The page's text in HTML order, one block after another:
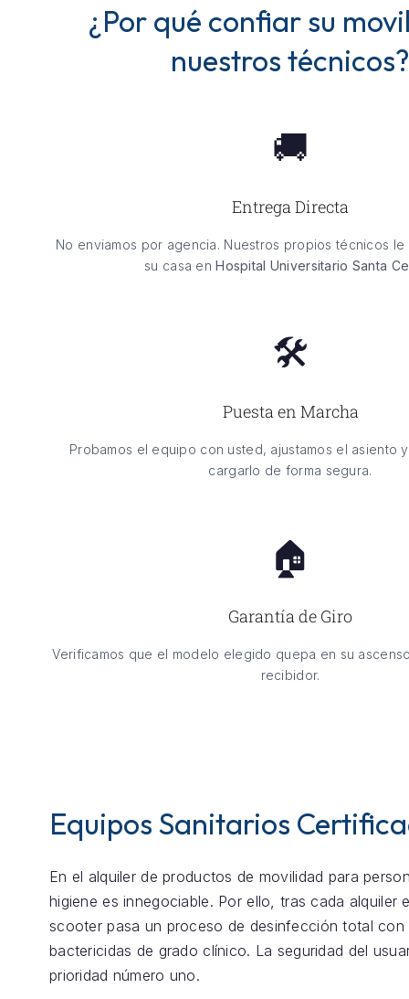
¿Por qué confiar su
nuestros técnicos?
🚚
Entrega Directa
No enviamos por agencia. Nuestros propios técnicos
su casa enHospital Universitario Santa
🛠️
Puesta en Marcha
Probamos el equipo con usted, ajustamos el asiento
cargarlo de forma segura.
🏠
Garantía de Giro
Verificamos que el modelo elegido quepa en su
recibidor.
Equipos Sanitarios
En el alquiler de productos de movilidad para
higiene es innegociable. Por ello, tras cada alquiler
scooter pasa un proceso de desinfección total
bactericidas de grado clínico. La seguridad del
prioridad número uno.